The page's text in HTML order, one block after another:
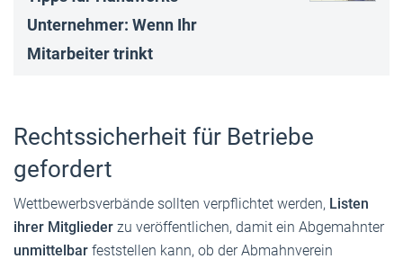
Unternehmer: Wenn Ihr
Mitarbeiter trinkt
Rechtssicherheit für Betriebe
gefordert
Wettbewerbsverbände sollten verpflichtet werden, Listen
ihrer Mitglieder zu veröffentlichen, damit ein Abgemahnter
unmittelbar feststellen kann, ob der Abmahnverein